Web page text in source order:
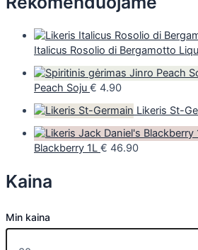
Italicus Rosolio di Bergamotto
Peach Soju € 4.90
Likeris St-
Blackberry 1L € 46.90
Kaina
Min kaina